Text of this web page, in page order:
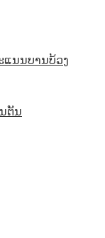
ແນນບານບ້ວງ
ຕັນ